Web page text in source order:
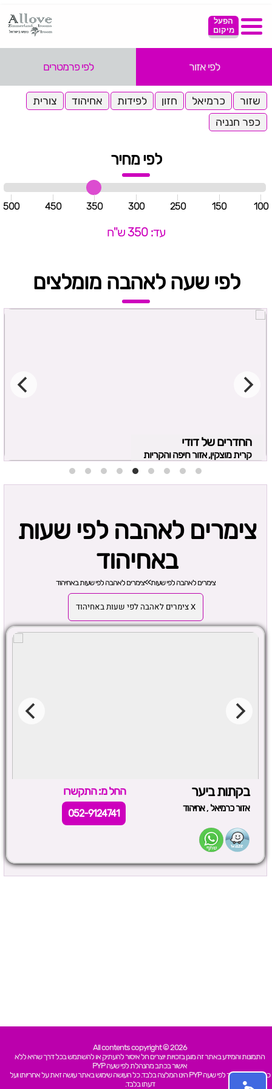
הפעל
מיקום
לפי אזור לפי פרמטרים
שזור כרמיאל חזון לפידות אחיהוד
צורית
כפר חנניה
לפי מחיר
100
150
250
300
350
450
500
עד: 350 ש"ח
לפי שעה לאהבה מומלצים
החדרים של דודי
קרית מוצקין, אזור חיפה והקריות
צימרים לאהבה לפי שעות
באחיהוד
צימרים לאהבה לפי שעות>>צימרים לאהבה לפי שעות באחיהוד
X צימרים לאהבה לפי שעות באחיהוד
בקתות ביער החל מ: התקשרו
אזור כרמיאל ,אחיהוד 052-9124741
All contents copyright © 2026
התמונות והמידע באתר זה מוגן בזכויות יוצרים חל איסור להעתיק או להשתמש בכל דרך שהיא ללא
אישור בכתב מהנהלת לפי שעה PYP
כל האמור באתר לפי שעה PYP הינו המלצה בלבד. כל העושה שימוש באתר עושה זאת על אחריותו ועל
דעתו בלבד.